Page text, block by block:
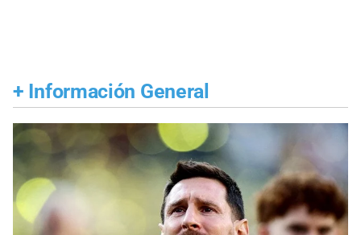
+ Información General